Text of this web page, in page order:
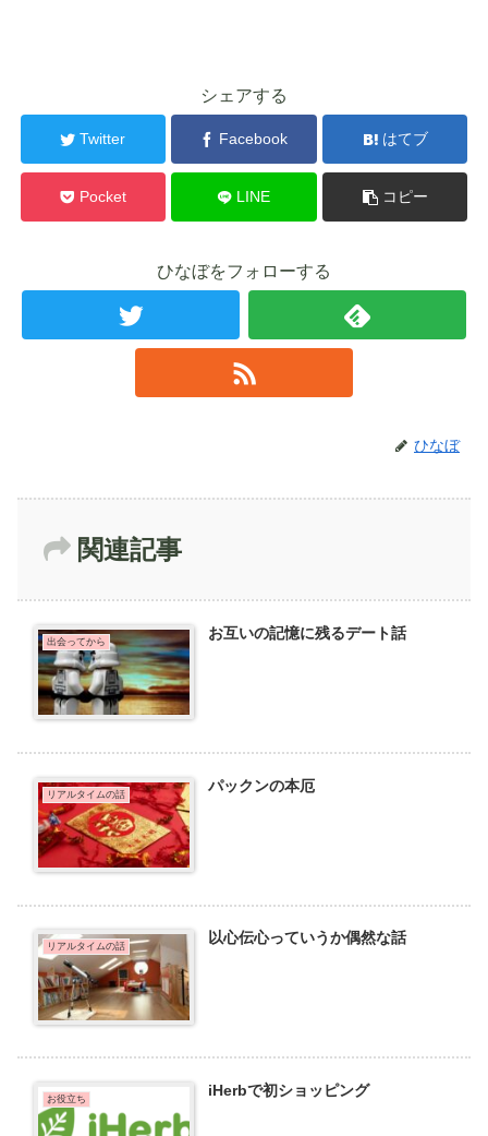
シェアする
Twitter Facebook はてブ
Pocket LINE コピー
ひなぼをフォローする
ひなぼ
関連記事
出会ってから お互いの記憶に残るデート話
リアルタイムの話 パックンの本厄
リアルタイムの話 以心伝心っていうか偶然な話
お役立ち iHerbで初ショッピング